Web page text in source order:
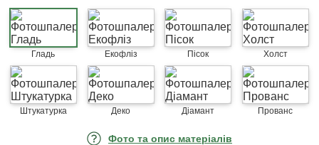
Гладь Екофліз Пісок Холст
Штукатурка Деко Діамант Прованс
Фото та опис матеріалів